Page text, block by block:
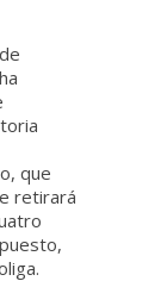
que
retirará